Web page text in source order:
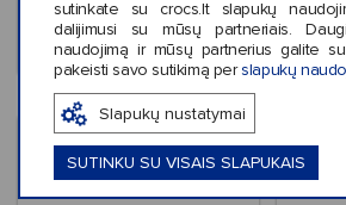
sutinkate su crocs.lt slapukų
dalijimusi su mūsų partneriais.
naudojimą ir mūsų partnerius galite
pakeisti savo sutikimą per slapukų
Slapukų nustatymai
SUTINKU SU VISAIS SLAPUKAIS
+32